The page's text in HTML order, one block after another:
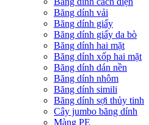
Băng dính vải
Băng dính giấy
Băng dính giấy da bò
Băng dính hai mặt
Băng dính xốp hai mặt
Băng dính dán nền
Băng dính nhôm
Băng dính simili
Băng dính sợi thủy tinh
Cây jumbo băng dính
Màng PE